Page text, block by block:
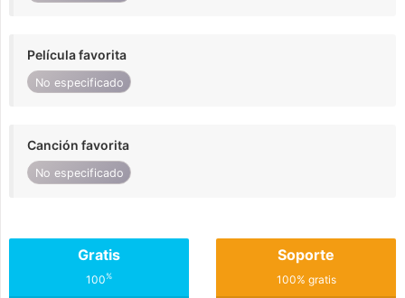
Película favorita
No especificado
Canción favorita
No especificado
Gratis
100%
Soporte
100% gratis